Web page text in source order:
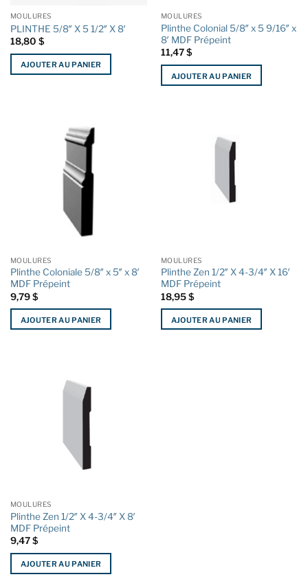
MOULURES
PLINTHE 5/8″ X 5 1/2″ X 8′
18,80 $
AJOUTER AU PANIER
MOULURES
Plinthe Colonial 5/8″ x 5 9/16″ x
8′ MDF Prépeint
11,47$
AJOUTER AU PANIER
MOULURES
Plinthe Coloniale 5/8″ x 5″ x 8′
MDF Prépeint
9,79$
AJOUTER AU PANIER
MOULURES
Plinthe Zen 1/2″ X 4-3/4″ X 16′
MDF Prépeint
18,95$
AJOUTER AU PANIER
MOULURES
Plinthe Zen 1/2″ X 4-3/4″ X 8′
MDF Prépeint
9,47$
AJOUTER AU PANIER